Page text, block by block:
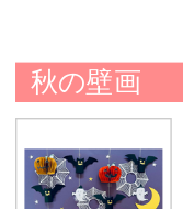
秋の壁画